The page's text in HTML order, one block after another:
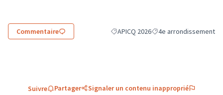
Commentaire Filtrer les résultats de la catégorie :
APICQ 2026Filtrer les résultats
4e arrondissement
Suivre Partager Signaler un contenu inapproprié